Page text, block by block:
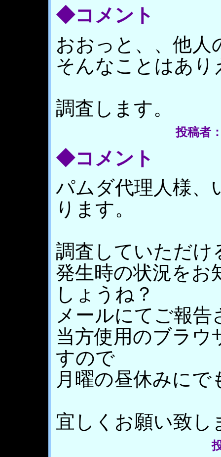
◆コメント
おおっと、、他人
そんなことはあ
調査します。
投稿者
◆コメント
パムダ代理人様、
ります。
調査していただけ
発生時の状況をお
しょうね？
メールにてご報
当方使用のブラウ
すので
月曜の昼休みに
宜しくお願い致し